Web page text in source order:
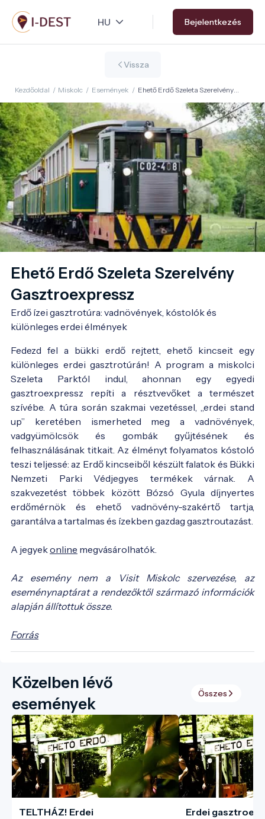
Ugrás
a
tartalomra
Bejelentkezés
Vissza
Kezdőoldal / Miskolc / Események / Ehető Erdő Szeleta Szerelvény
Gasztroexpressz
Ehető Erdő Szeleta Szerelvény
Gasztroexpressz
Erdő ízei gasztrotúra: vadnövények, kóstolók és
különleges erdei élmények
Fedezd fel a bükki erdő rejtett, ehető kincseit egy
különleges erdei gasztrotúrán! A program a miskolci
Szeleta Parktól indul, ahonnan egy egyedi
gasztroexpressz repíti a résztvevőket a természet
szívébe. A túra során szakmai vezetéssel, „erdei stand
up” keretében ismerheted meg a vadnövények,
vadgyümölcsök és gombák gyűjtésének és
felhasználásának titkait. Az élményt folyamatos kóstoló
teszi teljessé: az Erdő kincseiből készült falatok és Bükki
Nemzeti Parki Védjegyes termékek várnak. A
szakvezetést többek között Bózsó Gyula díjnyertes
erdőmérnök és ehető vadnövény-szakértő tartja,
garantálva a tartalmas és ízekben gazdag gasztroutazást.
A jegyekonline megvásárolhatók.
Az esemény nem a Visit Miskolc szervezése, az
eseménynaptárat a rendezőktől származó információk
alapján állítottuk össze.
Forrás
Közelben lévő
események
Összes
TELTHÁZ! Erdei
Erdei